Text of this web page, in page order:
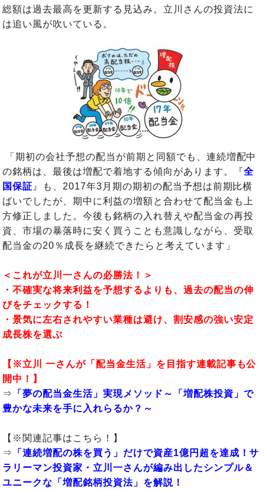
総額は過去最高を更新する見込み。立川さんの投資法に
は追い風が吹いている。
「期初の会社予想の配当が前期と同額でも、連続増配中
の銘柄は、最後は増配で着地する傾向があります。『全
国保証 』も、2017年3月期の期初の配当予想は前期比横
ばいでしたが、期中に利益の増額と合わせて配当金も上
方修正しました。今後も銘柄の入れ替えや配当金の再投
資、市場の暴落時に安く買うことも意識しながら、受取
配当金の20％成長を継続できたらと考えています」
＜これが立川一さんの必勝法！＞
・不確実な将来利益を予想するよりも、過去の配当の伸
びをチェックする！
・景気に左右されやすい業種は避け、割安感の強い安定
成長株を選ぶ
【※立川 一さんが「配当金生活」を目指す連載記事も公
開中！】
⇒
「夢の配当金生活」実現メソッド～「増配株投資」で
豊かな未来を手に入れらるか？～
【※関連記事はこちら！】
⇒
「連続増配の株を買う」だけで資産1億円超を達成！サ
ラリーマン投資家・立川一さんが編み出したシンプル＆
ユニークな「増配銘柄投資法」を解説！